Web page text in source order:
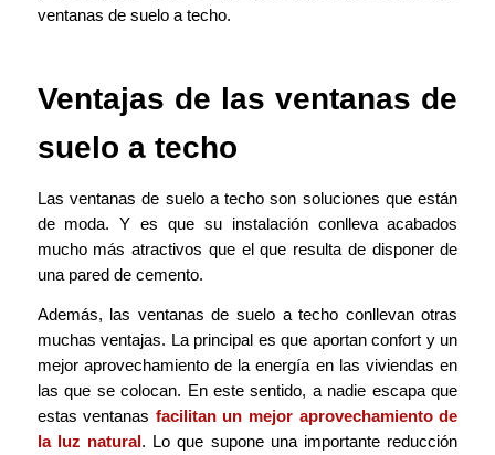
ventanas de suelo a techo.
Ventajas de las ventanas de
suelo a techo
Las ventanas de suelo a techo son soluciones que están
de moda. Y es que su instalación conlleva acabados
mucho más atractivos que el que resulta de disponer de
una pared de cemento.
Además, las ventanas de suelo a techo conllevan otras
muchas ventajas. La principal es que aportan confort y un
mejor aprovechamiento de la energía en las viviendas en
las que se colocan. En este sentido, a nadie escapa que
estas ventanas facilitan un mejor aprovechamiento de
la luz natural. Lo que supone una importante reducción